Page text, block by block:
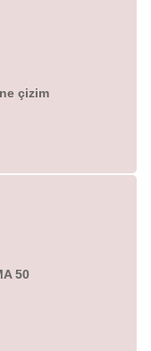
çizim
50